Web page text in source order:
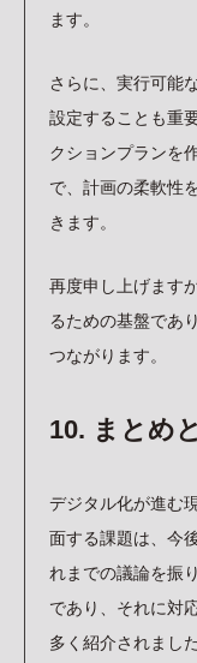
ます。
さらに、実行可能
設定することも重
クションプランを
で、計画の柔軟性
きます。
再度申し上げます
るための基盤であ
つながります。
10. まとめ
デジタル化が進む
面する課題は、今
れまでの議論を振
であり、それに対
多く紹介されました